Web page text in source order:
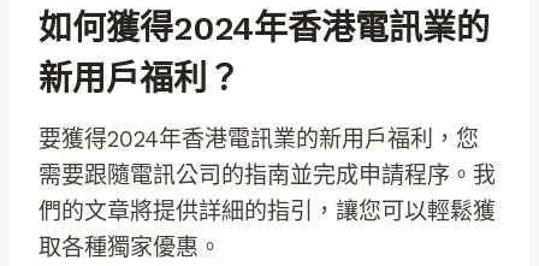
如何獲得2024年香港電訊業的
新用戶福利？
要獲得2024年香港電訊業的新用戶福利，您
需要跟隨電訊公司的指南並完成申請程序。我
們的文章將提供詳細的指引，讓您可以輕鬆獲
取各種獨家優惠。